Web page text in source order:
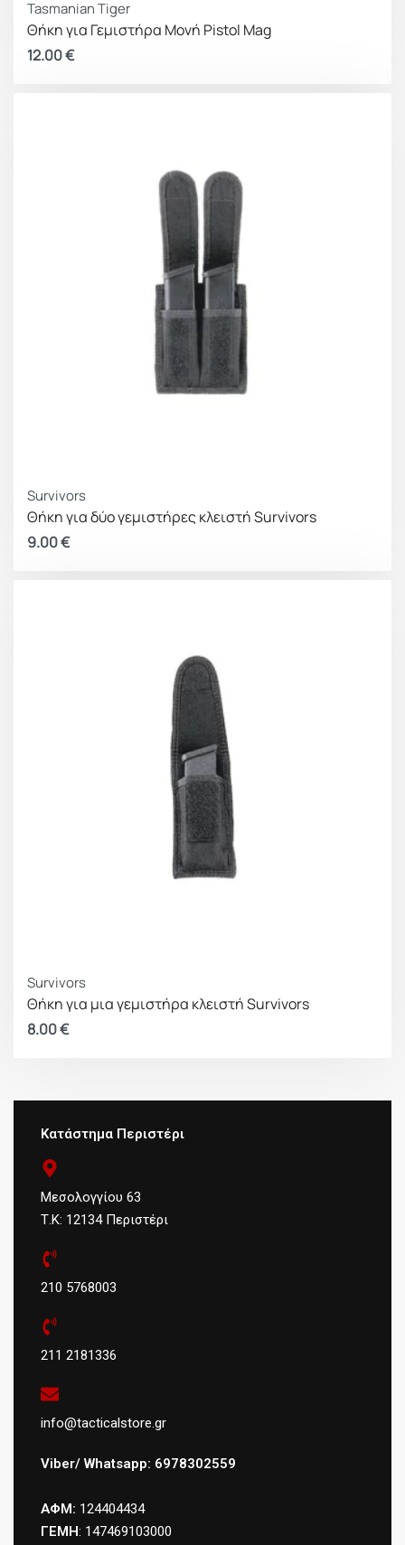
Tasmanian Tiger
Θήκη για Γεμιστήρα Μονή Pistol Mag
12.00€
Survivors
Θήκη για δύο γεμιστήρες κλειστή Survivors
9.00€
Survivors
Θήκη για μια γεμιστήρα κλειστή Survivors
8.00€
Κατάστημα Περιστέρι
Μεσολογγίου 63
Τ.Κ: 12134 Περιστέρι
210 5768003
211 2181336
info@tacticalstore.gr
Viber/ Whatsapp: 6978302559
ΑΦΜ: 124404434
ΓΕΜΗ: 147469103000